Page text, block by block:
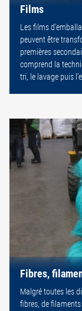
Films
Les films
peuvent être
premières
comprend la
tri, le lavage puis
Fibres,
Malgré toutes les
fibres, de